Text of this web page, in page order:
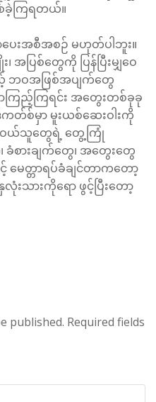
ကြရတယ်။
ေးအစီအစဉ် မဟုတ်ပါဘူး။
ပြစ်တွေကို ပြန်ပြီးမျှဝေ
ဘဝအဖြစ်အပျက်တွေ
ကြည့်ကြရင်း အတွေးတစ်ခုခု
တ်စ်မှာ မူးယစ်ဆေးဝါးကို
းဝယ်သူတွေရဲ့ တွေ့ကြုံ
ခံစားချက်တွေ၊ အတွေးတွေ
မေတ္တာရပ်ခံချင်တာကတော့
သားကိုရော ဖွင့်ပြီးတော့
published. Required fields